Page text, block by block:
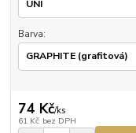
Barva:
74 Kč/ks
61 Kč bez DPH